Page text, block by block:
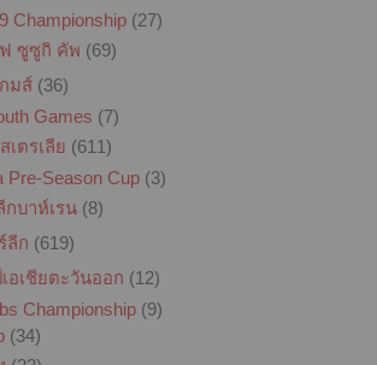
Championship(27)
ฟ ซูซูกิ คัพ (69)
มส์(36)
Games (7)
เตรเลีย (611)
Pre-Season Cup(3)
กบาห์เรน(8)
ลีก (619)
อเชียตะวันออก (12)
Championship(9)
(34)